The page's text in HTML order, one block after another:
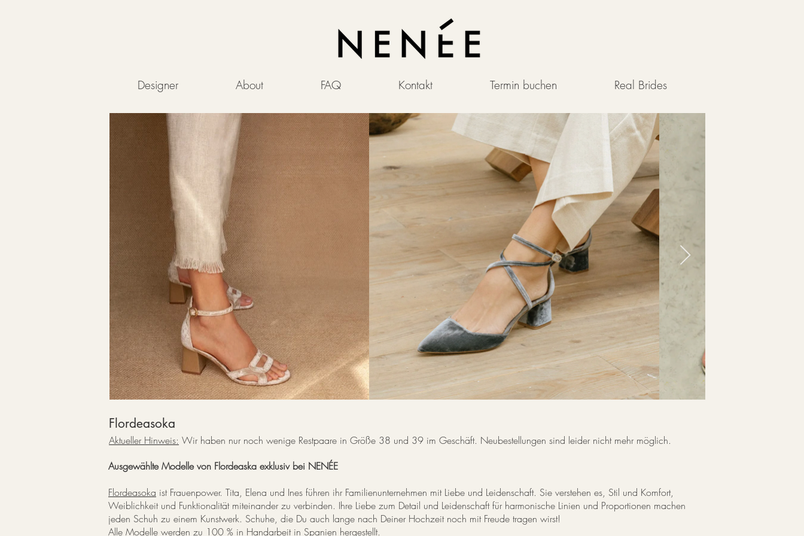
Designer About FAQ Kontakt Termin buchen Real Brides
Flordeasoka
Aktueller Hinweis: Wir haben nur noch wenige Restpaare in Größe 38 und 39 im Geschäft. Neubestellungen sind leider nicht mehr möglich.
Ausgewählte Modelle von Flordeaska exklusiv bei NENÉE
Flordeasoka ist Frauenpower. Tita, Elena und Ines führen ihr Familienunternehmen mit Liebe und Leidenschaft. Sie verstehen es, Stil und Komfort,
Weiblichkeit und Funktionalität miteinander zu verbinden. Ihre Liebe zum Detail und Leidenschaft für harmonische Linien und Proportionen machen
jeden Schuh zu einem Kunstwerk. Schuhe, die Du auch lange nach Deiner Hochzeit noch mit Freude tragen wirst!
Alle Modelle werden zu 100 % in Handarbeit in Spanien hergestellt.